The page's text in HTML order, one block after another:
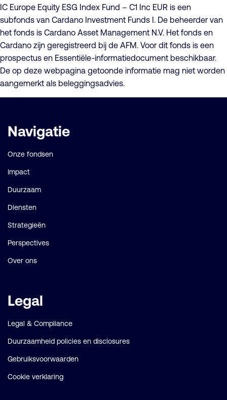
IC Europe Equity ESG Index Fund – C1 Inc EUR is een
subfonds van Cardano Investment Funds I. De beheerder van
het fonds is Cardano Asset Management N.V. Het fonds en
Cardano zijn geregistreerd bij de AFM. Voor dit fonds is een
prospectus en Essentiële-informatiedocument beschikbaar.
De op deze webpagina getoonde informatie mag niet worden
aangemerkt als beleggingsadvies.
Belangrijke
links
Navigatie
Onze fondsen
Impact
Duurzaam
Diensten
Strategieën
Perspectives
Over ons
Legal
Legal & Compliance
Duurzaamheid policies en disclosures
Gebruiksvoorwaarden
Cookie verklaring